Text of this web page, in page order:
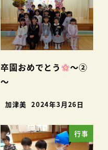
卒園おめでとう
～②
～
加津美 2024年3月26日
行事